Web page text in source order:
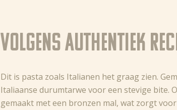
Volgens authentiek
Dit is pasta zoals Italianen het graag zien.
Italiaanse durumtarwe voor een stevige bite.
gemaakt met een bronzen mal, wat zorgt